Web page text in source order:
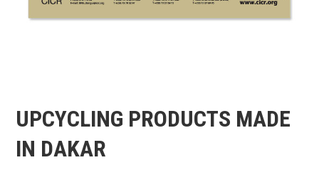
UPCYCLING PRODUCTS MADE
IN DAKAR